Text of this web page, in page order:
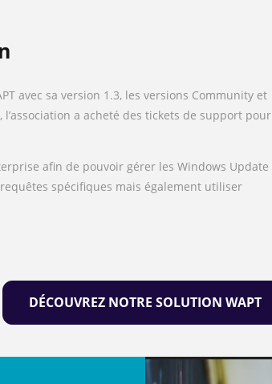
avec sa version 1.3, les versions Community et
a acheté des tickets de support pour
afin de pouvoir gérer les Windows Update
spécifiques mais également utiliser
DÉCOUVREZ NOTRE SOLUTION WAPT